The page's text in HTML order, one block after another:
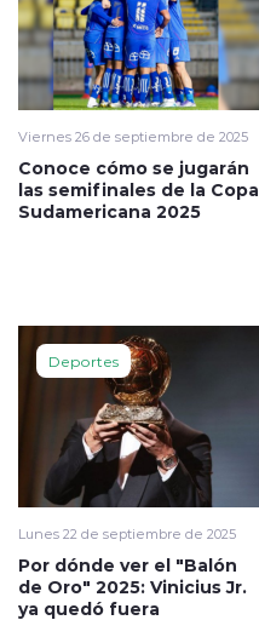
Viernes 26 de septiembre de 2025
Conoce cómo se jugarán
las semifinales de la Copa
Sudamericana 2025
Deportes
Lunes 22 de septiembre de 2025
Por dónde ver el "Balón
de Oro" 2025: Vinicius Jr.
ya quedó fuera